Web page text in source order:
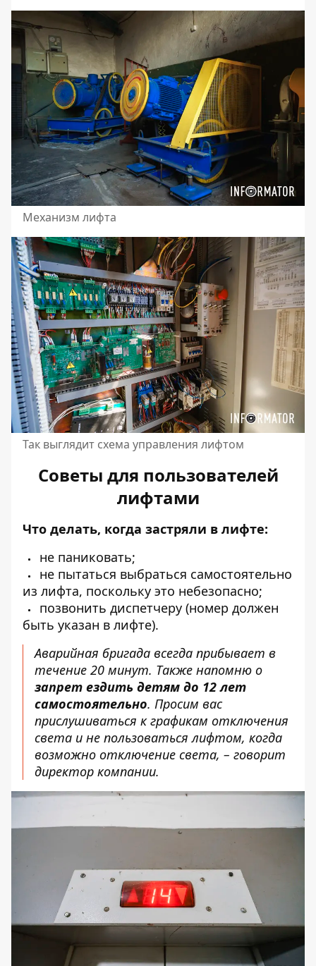
Механизм лифта
Так выглядит схема управления лифтом
Советы для пользователей
лифтами
Что делать, когда застряли в лифте:
не паниковать;
не пытаться выбраться самостоятельно
из лифта, поскольку это небезопасно;
позвонить диспетчеру (номер должен
быть указан в лифте).
Аварийная бригада всегда прибывает в
течение 20 минут. Также напомню о
запрет ездить детям до 12 лет
самостоятельно. Просим вас
прислушиваться к графикам отключения
света и не пользоваться лифтом, когда
возможно отключение света, – говорит
директор компании.